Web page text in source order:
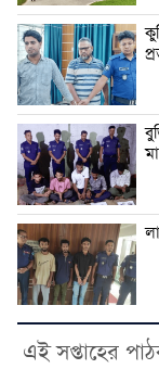
এই সপ্তাহের